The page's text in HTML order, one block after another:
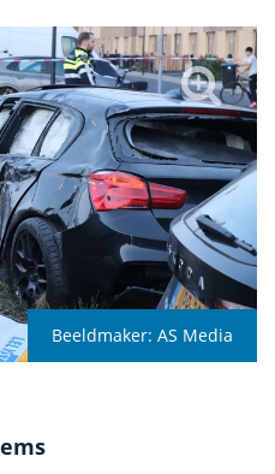
Beeldmaker: AS Media